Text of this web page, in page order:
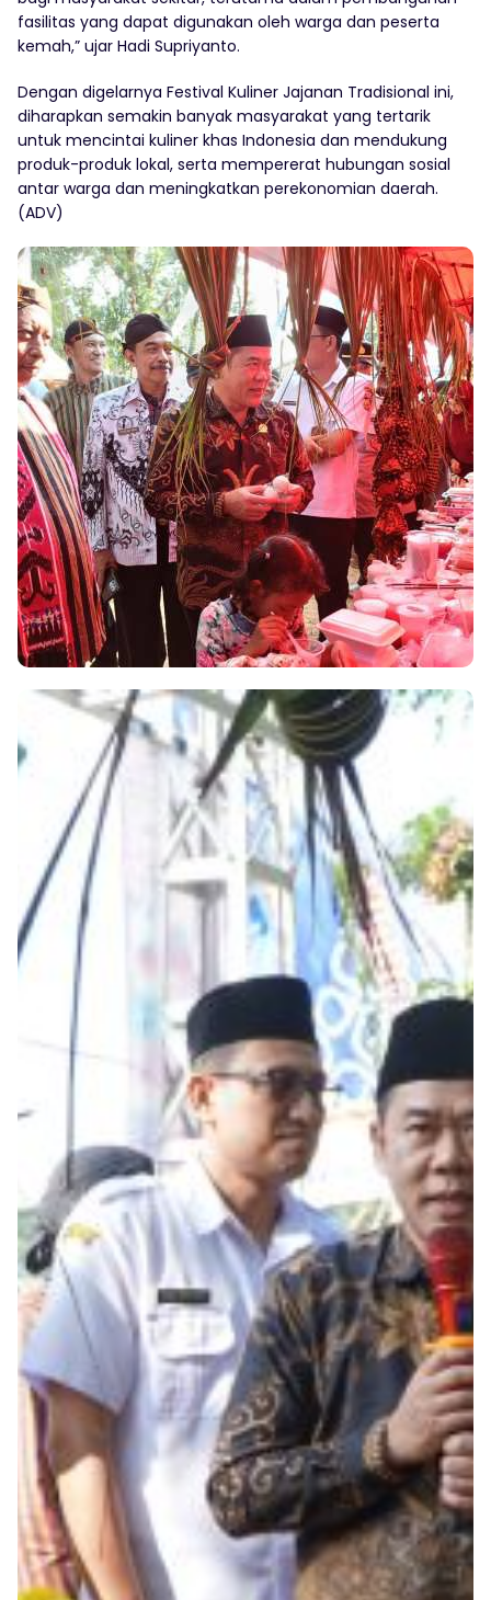
fasilitas yang dapat digunakan oleh warga dan peserta
kemah,” ujar Hadi Supriyanto.
Dengan digelarnya Festival Kuliner Jajanan Tradisional ini,
diharapkan semakin banyak masyarakat yang tertarik
untuk mencintai kuliner khas Indonesia dan mendukung
produk-produk lokal, serta mempererat hubungan sosial
antar warga dan meningkatkan perekonomian daerah.
(ADV)